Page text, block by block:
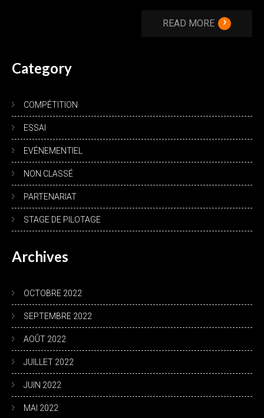
READ MORE ›
Category
COMPÉTITION
ESSAI
EVÉNEMENTIEL
NON CLASSÉ
PARTENARIAT
STAGE DE PILOTAGE
Archives
OCTOBRE 2022
SEPTEMBRE 2022
AOÛT 2022
JUILLET 2022
JUIN 2022
MAI 2022